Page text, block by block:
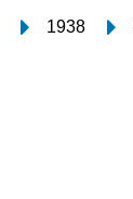
1938